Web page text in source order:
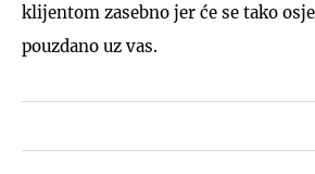
klijentom zasebno jer će se tako
pouzdano uz vas.